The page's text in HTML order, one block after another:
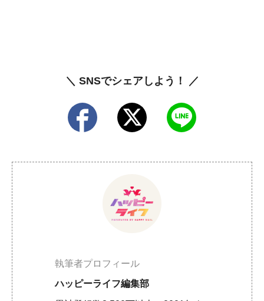
＼ SNSでシェアしよう！ ／
執筆者プロフィール
ハッピーライフ編集部